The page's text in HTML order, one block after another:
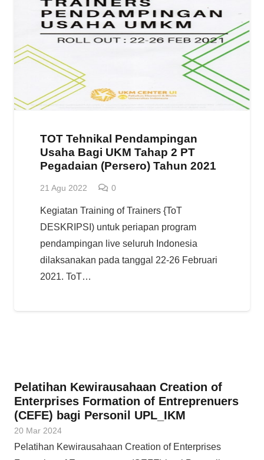
TOT Tehnikal Pendampingan
Usaha Bagi UKM Tahap 2 PT
Pegadaian (Persero) Tahun 2021
21 Agu 2022 0
Kegiatan Training of Trainers {ToT
DESKRIPSI) untuk periapan program
pendampingan live seluruh Indonesia
dilaksanakan pada tanggal 22-26 Februari
2021. ToT…
Pelatihan Kewirausahaan Creation of
Enterprises Formation of Entreprenuers
(CEFE) bagi Personil UPL_IKM
20 Mar 2024
Pelatihan Kewirausahaan Creation of Enterprises